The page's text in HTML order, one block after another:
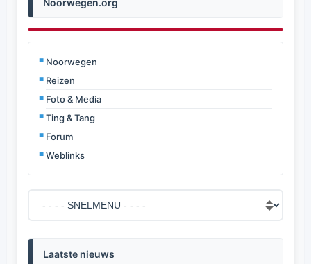
Noorwegen.org
Noorwegen
Reizen
Foto & Media
Ting & Tang
Forum
Weblinks
Laatste nieuws